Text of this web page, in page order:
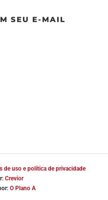
SEU E-MAIL
de uso e política de privacidade
Crevior
O Plano A